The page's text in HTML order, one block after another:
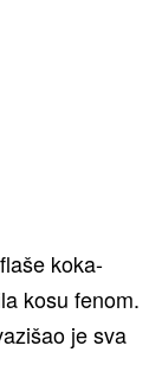
koka-
kosu fenom.
je sva